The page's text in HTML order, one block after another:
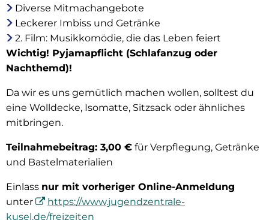
Diverse Mitmachangebote
Leckerer Imbiss und Getränke
2. Film: Musikkomödie, die das Leben feiert
Wichtig! Pyjamapflicht (Schlafanzug oder
Nachthemd)!
Da wir es uns gemütlich machen wollen, solltest du
eine Wolldecke, Isomatte, Sitzsack oder ähnliches
mitbringen.
Teilnahmebeitrag: 3,00 € für Verpflegung, Getränke
und Bastelmaterialien
Einlass nur mit vorheriger Online-Anmeldung
unter
https://www.jugendzentrale-
kusel.de/freizeiten